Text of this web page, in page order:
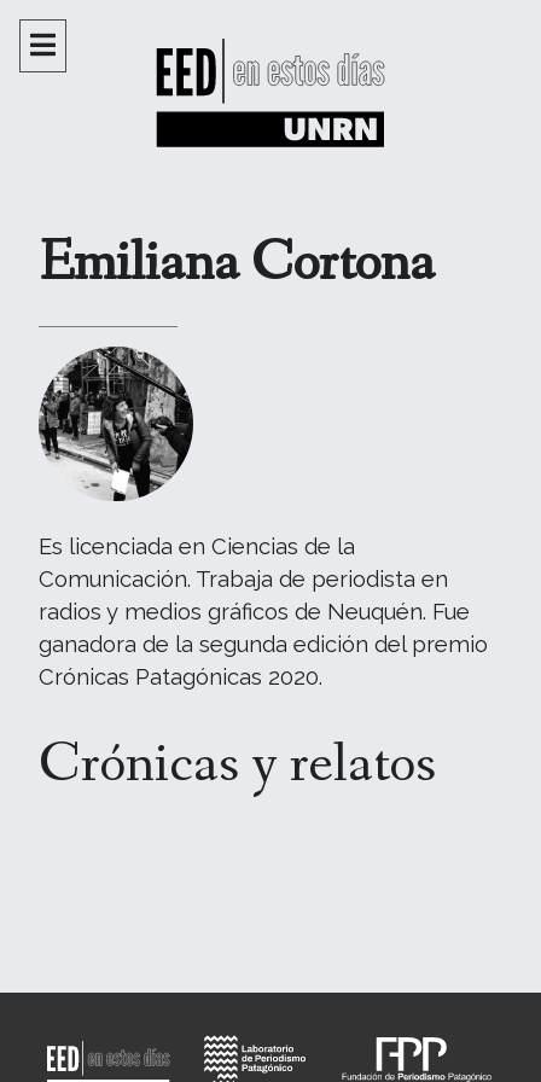
Emiliana Cortona
Es licenciada en Ciencias de la
Comunicación. Trabaja de periodista en
radios y medios gráficos de Neuquén. Fue
ganadora de la segunda edición del premio
Crónicas Patagónicas 2020.
Crónicas y relatos